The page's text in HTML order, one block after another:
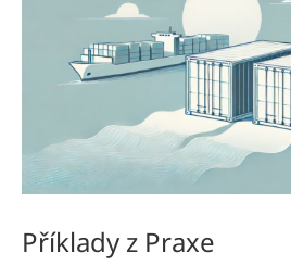
Příklady z Praxe